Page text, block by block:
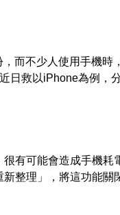
而不少人使用手機時
日救以iPhone為例，
有可能會造成手機耗
整理」，將這功能關